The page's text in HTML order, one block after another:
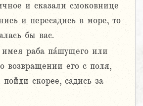
и сказали смоковнице
и пересадись в море, то
бы вас.
имея раба па́шущего или
возвращении его с поля,
скорее, садись за